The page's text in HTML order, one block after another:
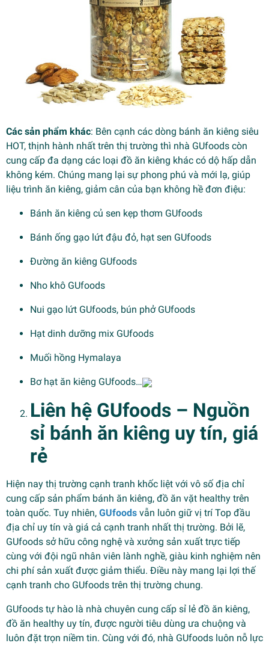
Các sản phẩm khác: Bên cạnh các dòng bánh ăn kiêng siêu
HOT, thịnh hành nhất trên thị trường thì nhà GUfoods còn
cung cấp đa dạng các loại đồ ăn kiêng khác có dộ hấp dẫn
không kém. Chúng mang lại sự phong phú và mới lạ, giúp
liệu trình ăn kiêng, giảm cân của bạn không hề đơn điệu:
Bánh ăn kiêng củ sen kẹp thơm GUfoods
Bánh ống gạo lứt đậu đỏ, hạt sen GUfoods
Đường ăn kiêng GUfoods
Nho khô GUfoods
Nui gạo lứt GUfoods, bún phở GUfoods
Hạt dinh dưỡng mix GUfoods
Muối hồng Hymalaya
Bơ hạt ăn kiêng GUfoods…
Liên hệ GUfoods – Nguồn
sỉ bánh ăn kiêng uy tín, giá
rẻ
Hiện nay thị trường cạnh tranh khốc liệt với vô số địa chỉ
cung cấp sản phẩm bánh ăn kiêng, đồ ăn vặt healthy trên
toàn quốc. Tuy nhiên, GUfoods vẫn luôn giữ vị trí Top đầu
địa chỉ uy tín và giá cả cạnh tranh nhất thị trường. Bởi lẽ,
GUfoods sở hữu công nghệ và xưởng sản xuất trực tiếp
cùng với đội ngũ nhân viên lành nghề, giàu kinh nghiệm nên
chi phí sản xuất được giảm thiểu. Điều này mang lại lợi thế
cạnh tranh cho GUfoods trên thị trường chung.
GUfoods tự hào là nhà chuyên cung cấp sỉ lẻ đồ ăn kiêng,
đồ ăn healthy uy tín, được người tiêu dùng ưa chuộng và
luôn đặt trọn niềm tin. Cùng với đó, nhà GUfoods luôn nỗ lực